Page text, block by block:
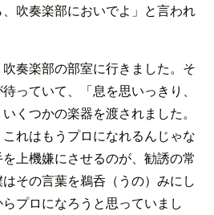
吹奏楽部においでよ」と言われ
奏楽部の部室に行きました。そ
っていて、「息を思いっきり、
くつかの楽器を渡されました。
れはもうプロになれるんじゃな
上機嫌にさせるのが、勧誘の常
その言葉を鵜呑（うの）みにし
プロになろうと思っていまし